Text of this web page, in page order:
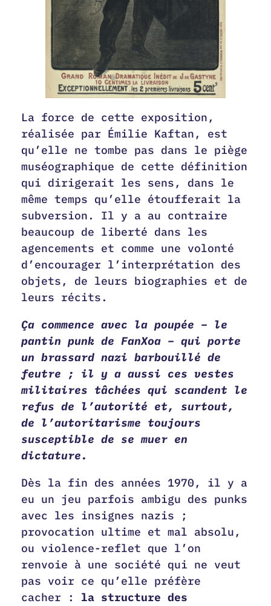
La force de cette exposition,
réalisée par Émilie Kaftan, est
qu’elle ne tombe pas dans le piège
muséographique de cette définition
qui dirigerait les sens, dans le
même temps qu’elle étoufferait la
subversion. Il y a au contraire
beaucoup de liberté dans les
agencements et comme une volonté
d’encourager l’interprétation des
objets, de leurs biographies et de
leurs récits.
Ça commence avec la poupée – le
pantin punk de FanXoa – qui porte
un brassard nazi barbouillé de
feutre ; il y a aussi ces vestes
militaires tâchées qui scandent le
refus de l’autorité et, surtout,
de l’autoritarisme toujours
susceptible de se muer en
dictature.
Dès la fin des années 1970, il y a
eu un jeu parfois ambigu des punks
avec les insignes nazis ;
provocation ultime et mal absolu,
ou violence-reflet que l’on
renvoie à une société qui ne veut
pas voir ce qu’elle préfère
cacher : la structure des